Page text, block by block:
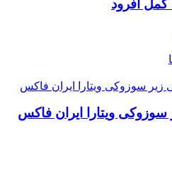
کمل آفرود
ویتارا ایران فاکس